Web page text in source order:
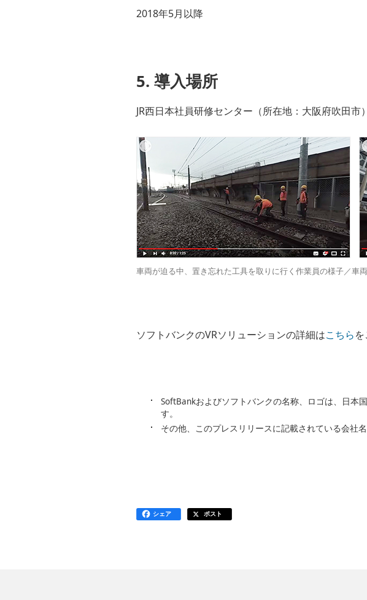
2018年5月以降
5. 導入場所
JR西日本社員研修センター（所在地：大阪府吹田市）
車両が迫る中、置き忘れた工具を取りに行く作業員の様子／車
ソフトバンクのVRソリューションの詳細はこちら
SoftBankおよびソフトバンクの名称、ロゴは、日本
す。
その他、このプレスリリースに記載されている会社
シェア ポスト